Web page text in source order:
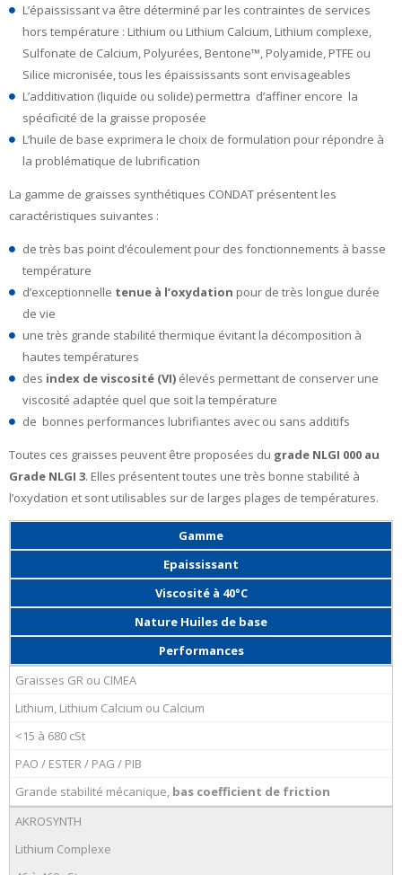
L’épaississant va être déterminé par les contraintes de services
hors température : Lithium ou Lithium Calcium, Lithium complexe,
Sulfonate de Calcium, Polyurées, Bentone™, Polyamide, PTFE ou
Silice micronisée, tous les épaississants sont envisageables
L’additivation (liquide ou solide) permettra d’affiner encore la
spécificité de la graisse proposée
L’huile de base exprimera le choix de formulation pour répondre à
la problématique de lubrification
La gamme de graisses synthétiques CONDAT présentent les
caractéristiques suivantes :
de très bas point d’écoulement pour des fonctionnements à basse
température
d’exceptionnelle tenue à l’oxydation pour de très longue durée
de vie
une très grande stabilité thermique évitant la décomposition à
hautes températures
des index de viscosité (VI) élevés permettant de conserver une
viscosité adaptée quel que soit la température
de bonnes performances lubrifiantes avec ou sans additifs
Toutes ces graisses peuvent être proposées du grade NLGI 000 au
Grade NLGI 3. Elles présentent toutes une très bonne stabilité à
l’oxydation et sont utilisables sur de larges plages de températures.
Gamme
Epaississant
Viscosité à 40°C
Nature Huiles de base
Performances
Graisses GR ou CIMEA
Lithium, Lithium Calcium ou Calcium
<15 à 680 cSt
PAO / ESTER / PAG / PIB
Grande stabilité mécanique, bas coefficient de friction
AKROSYNTH
Lithium Complexe